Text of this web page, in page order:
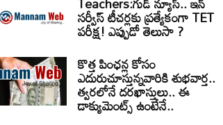
సర్వీస్ టీచర్లకు ప్రత్యేకంగా TET
పరీక్ష! ఎప్పుడో తెలుసా ?
కొత్త పింఛన్ల కోసం
ఎదురుచూస్తున్నవారికి శుభవార్త..
త్వరలోనే దరఖాస్తులు.. ఈ
డాక్యుమెంట్స్ ఉంటేనే..